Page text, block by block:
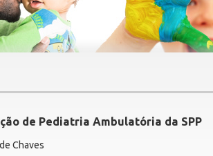
de Pediatria Ambulatória da SPP
Chaves